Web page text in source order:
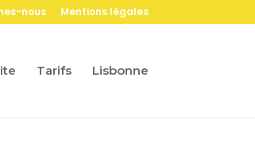
nous Mentions légales
Tarifs Lisbonne